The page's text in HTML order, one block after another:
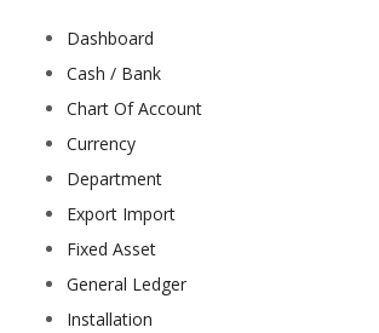
Dashboard
Cash / Bank
Chart Of Account
Currency
Department
Export Import
Fixed Asset
General Ledger
Installation